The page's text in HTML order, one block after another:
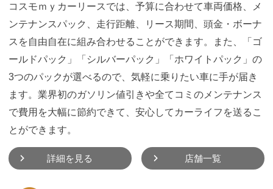
コスモｍｙカーリースでは、予算に合わせて車両価格、メ
ンテナンスパック、走行距離、リース期間、頭金・ボーナ
スを自由自在に組み合わせることができます。また、「ゴ
ールドパック」「シルバーパック」「ホワイトパック」の
3つのパックが選べるので、気軽に乗りたい車に手が届き
ます。業界初のガソリン値引きや全てコミのメンテナンス
で費用を大幅に節約できて、安心してカーライフを送るこ
とができます。
詳細を見る 店舗一覧